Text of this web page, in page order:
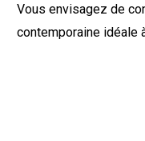
Vous envisagez de
contemporaine idéale